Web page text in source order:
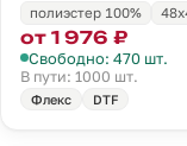
полиэстер 100%
от 1 976 ₽
Свободно: 470 шт.
В пути: 1000 шт.
Флекс DTF